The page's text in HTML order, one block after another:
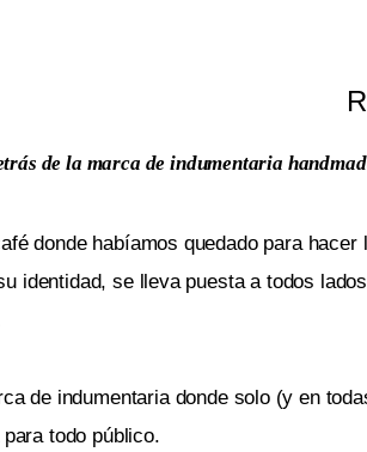
de la marca de indumentaria
donde habíamos quedado para
identidad, se lleva puesta a todos
de indumentaria donde solo (y en
todo público.